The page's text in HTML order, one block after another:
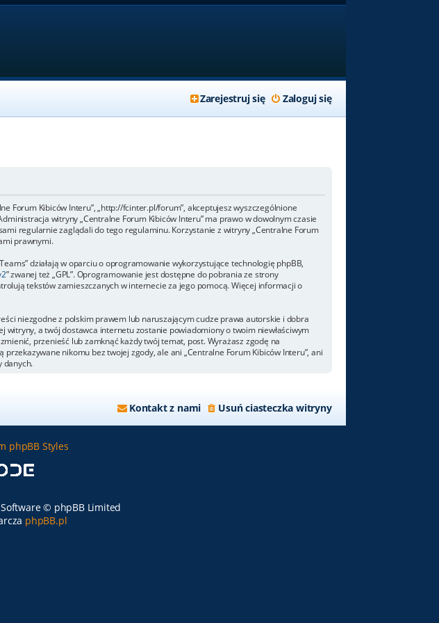
Zaloguj się
Zarejestruj się
Forum Kibiców Interu”, „http://fcinter.pl/forum”, akceptujesz wyszczególnione
witryny „Centralne Forum Kibiców Interu” ma prawo w dowolnym czasie
regularnie zaglądali do tego regulaminu. Korzystanie z witryny „Centralne Forum
prawnymi.
działają w oparciu o oprogramowanie wykorzystujące technologię phpBB,
” zwanej też „GPL”. Oprogramowanie jest dostępne do pobrania ze strony
tekstów zamieszczanych w internecie za jego pomocą. Więcej informacji o
niezgodne z polskim prawem lub naruszającym cudze prawa autorskie i dobra
a twój dostawca internetu zostanie powiadomiony o twoim niewłaściwym
przenieść lub zamknąć każdy twój temat, post. Wyrażasz zgodę na
nikomu bez twojej zgody, ale ani „Centralne Forum Kibiców Interu”, ani
danych.
Usuń ciasteczka witryny
Kontakt z nami
phpBB Styles
© phpBB Limited
phpBB.pl